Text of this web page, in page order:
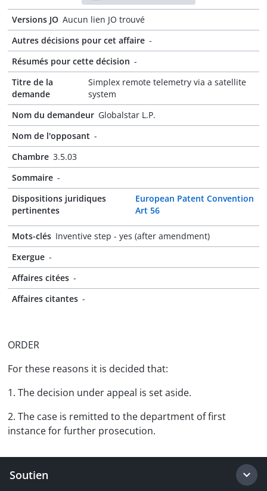
Versions JO Aucun lien JO trouvé
Autres décisions pour cet affaire -
Résumés pour cette décision -
Titre de la
demande
Simplex remote telemetry via a satellite
system
Nom du demandeur Globalstar L.P.
Nom de l'opposant -
Chambre 3.5.03
Sommaire -
Dispositions juridiques
pertinentes
European Patent Convention
Art 56
Mots-clés Inventive step - yes (after amendment)
Exergue -
Affaires citées -
Affaires citantes -
ORDER
For these reasons it is decided that:
1. The decision under appeal is set aside.
2. The case is remitted to the department of first
instance for further prosecution.
Soutien